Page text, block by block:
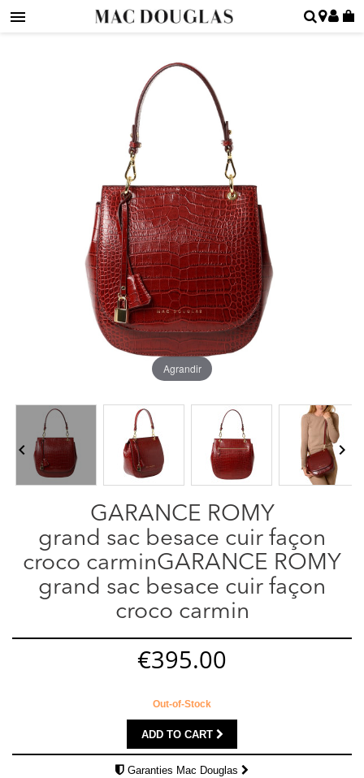
Agrandir
 
GARANCE ROMY
grand sac besace cuir façon
croco carminGARANCE ROMY
grand sac besace cuir façon
croco carmin
€395.00
Out-of-Stock
ADD TO CART
Garanties Mac Douglas